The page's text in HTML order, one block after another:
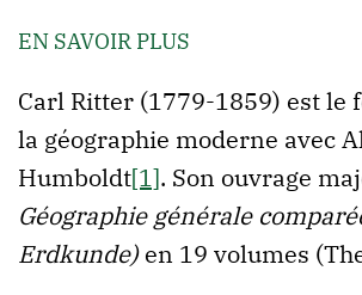
EN SAVOIR PLUS
Carl Ritter (1779-1859) est le
la géographie moderne avec
Humboldt[1]. Son ouvrage
Géographie générale
Erdkunde)en 19 volumes